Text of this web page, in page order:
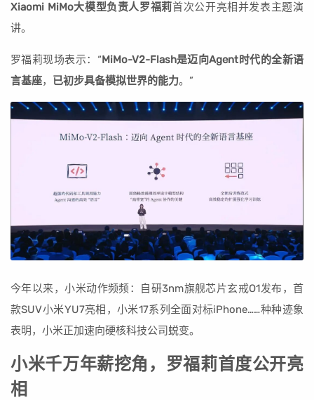
Xiaomi MiMo大模型负责人罗福莉首次公开亮相并发表主题演
讲。
罗福莉现场表示：“MiMo-V2-Flash是迈向Agent时代的全新语
言基座， 已初步具备模拟世界的能力。”
今年以来，小米动作频频：自研3nm旗舰芯片玄戒O1发布，首
款SUV小米YU7亮相，小米17系列全面对标iPhone……种种迹象
表明，小米正加速向硬核科技公司蜕变。
小米千万年薪挖角，罗福莉首度公开亮
相